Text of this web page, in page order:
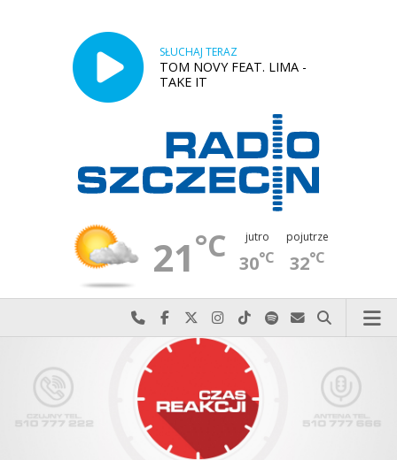
SŁUCHAJ TERAZ
TOM NOVY FEAT. LIMA -
TAKE IT
21°C jutro
30°C
pojutrze
32°C
Najlepiej po prostu do nas zadzwoń
Odwiedź nas na Facebook-u
Odwiedź nas na X
Odwiedź nas na Instagram-ie
Odwiedź nas na TikTok-u
Szukaj nas na Spotify
Wyślij do nas
Szukaj